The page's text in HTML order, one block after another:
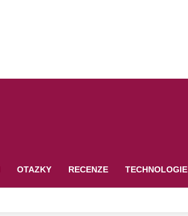
OTAZKY RECENZE TECHNOLOGIE